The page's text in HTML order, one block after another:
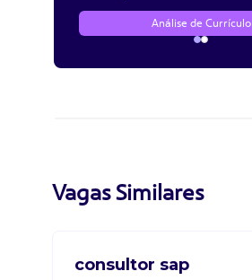
Análise de Currículo
Vagas Similares
consultor sap